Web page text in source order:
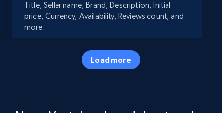
Title, Seller name, Brand, Description, Initial
price, Currency, Availability, Reviews count, and
more.
5.7K+ Comenzar ahora
Load more